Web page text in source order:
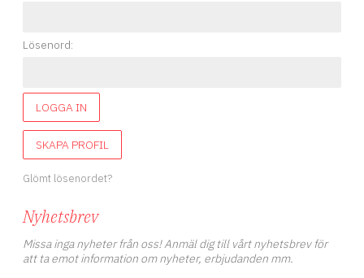
Lösenord:
LOGGA IN
SKAPA PROFIL
Glömt lösenordet?
Nyhetsbrev
Missa inga nyheter från oss! Anmäl dig till vårt nyhetsbrev för
att ta emot information om nyheter, erbjudanden mm.